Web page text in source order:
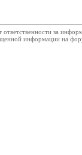
ответственности за
информации на